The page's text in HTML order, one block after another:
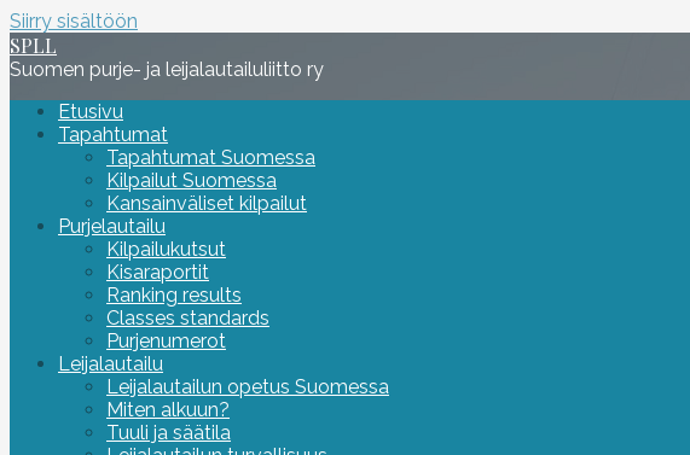
Siirry sisältöön
SPLL
Suomen purje- ja leijalautailuliitto ry
Etusivu
Tapahtumat
Tapahtumat Suomessa
Kilpailut Suomessa
Kansainväliset kilpailut
Purjelautailu
Kilpailukutsut
Kisaraportit
Ranking results
Classes standards
Purjenumerot
Leijalautailu
Leijalautailun opetus Suomessa
Miten alkuun?
Tuuli ja säätila